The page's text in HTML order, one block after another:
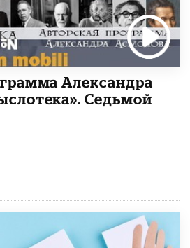
Александра
Седьмой